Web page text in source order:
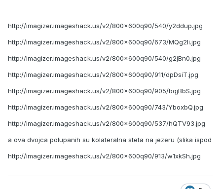
http://imagizer.imageshack.us/v2/800x600q90/540/y2ddup.jpg
http://imagizer.imageshack.us/v2/800x600q90/673/MQg2Ii.jpg
http://imagizer.imageshack.us/v2/800x600q90/540/g2jBn0.jpg
http://imagizer.imageshack.us/v2/800x600q90/911/dpDsiT.jpg
http://imagizer.imageshack.us/v2/800x600q90/905/bqjBbS.jpg
http://imagizer.imageshack.us/v2/800x600q90/743/YboxbQ.jpg
http://imagizer.imageshack.us/v2/800x600q90/537/hQTV93.jpg
a ova dvojca polupanih su kolateralna steta na jezeru (slika ispod
http://imagizer.imageshack.us/v2/800x600q90/913/w1xkSh.jpg